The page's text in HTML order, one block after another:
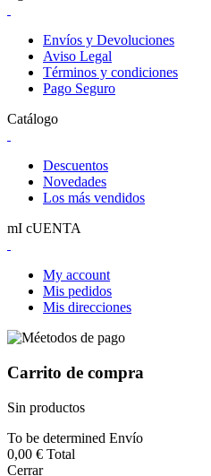
Envíos y Devoluciones
Aviso Legal
Términos y condiciones
Pago Seguro
Catálogo
Descuentos
Novedades
Los más vendidos
mI cUENTA
My account
Mis pedidos
Mis direcciones
Carrito de compra
Sin productos
To be determined Envío
0,00 € Total
Cerrar